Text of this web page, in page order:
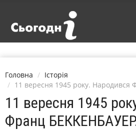
Головна
Історія
11 вересня 1945 року.
11 вересня 1945
Франц